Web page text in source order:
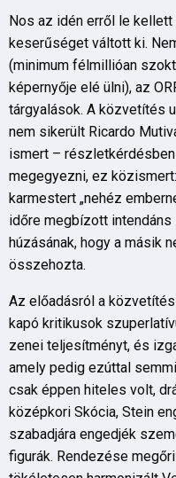
Nos az idén erről le
keserűséget váltott ki.
(minimum félmillióan
képernyője elé ülni), az
tárgyalások. A közvetítés
nem sikerült Ricardo
ismert –
megegyezni, ez
karmestert „nehéz
időre megbízott
húzásának, hogy a másik
összehozta.
Az előadásról a
kapó kritikusok
zenei teljesítményt, és
amely pedig ezúttal
csak éppen hiteles volt,
középkori Skócia, Stein
szabadjára engedjék
figurák. Rendezése